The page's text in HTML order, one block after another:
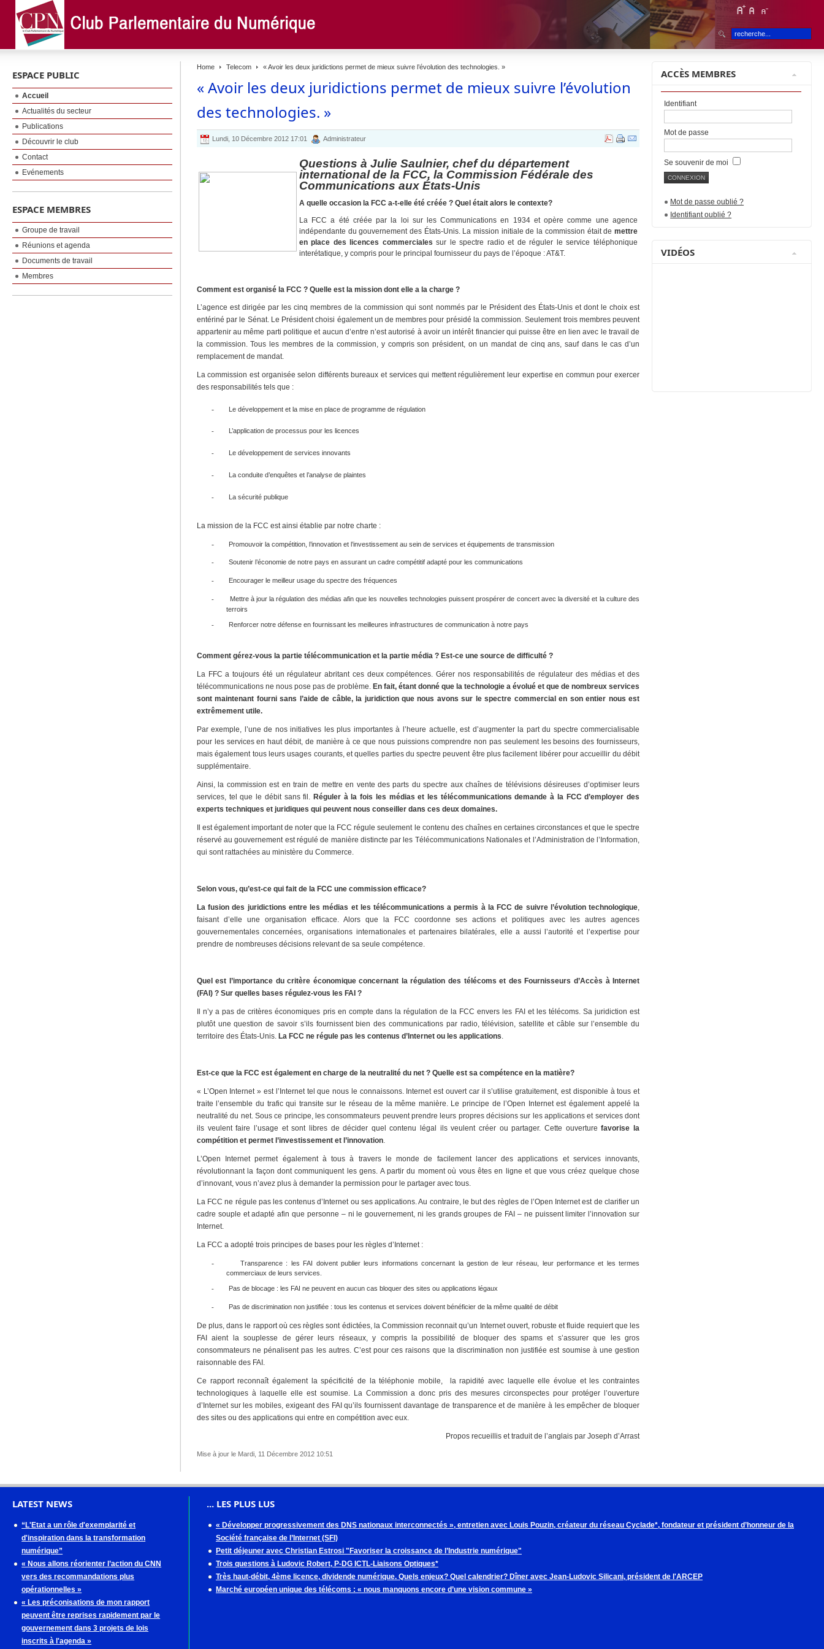
Home Telecom « Avoir les deux juridictions permet de mieux suivre l’évolution des technologies. »
« Avoir les deux juridictions permet de mieux suivre l’évolution
des technologies. »
Lundi, 10 Décembre 2012 17:01 Administrateur
Questions à Julie Saulnier, chef du département
international de la FCC, la Commission Fédérale des
Communications aux États-Unis
A quelle occasion la FCC a-t-elle été créée ? Quel était alors le contexte?
La FCC a été créée par la loi sur les Communications en 1934 et opère comme une agence
indépendante du gouvernement des États-Unis. La mission initiale de la commission était de mettre
en place des licences commerciales sur le spectre radio et de réguler le service téléphonique
interétatique, y compris pour le principal fournisseur du pays de l’époque : AT&T.
Comment est organisé la FCC ? Quelle est la mission dont elle a la charge ?
L’agence est dirigée par les cinq membres de la commission qui sont nommés par le Président des États-Unis et dont le choix est
entériné par le Sénat. Le Président choisi également un de membres pour présidé la commission. Seulement trois membres peuvent
appartenir au même parti politique et aucun d’entre n’est autorisé à avoir un intérêt financier qui puisse être en lien avec le travail de
la commission. Tous les membres de la commission, y compris son président, on un mandat de cinq ans, sauf dans le cas d’un
remplacement de mandat.
La commission est organisée selon différents bureaux et services qui mettent régulièrement leur expertise en commun pour exercer
des responsabilités tels que :
- Le développement et la mise en place de programme de régulation
- L’application de processus pour les licences
- Le développement de services innovants
- La conduite d’enquêtes et l’analyse de plaintes
- La sécurité publique
La mission de la FCC est ainsi établie par notre charte :
- Promouvoir la compétition, l’innovation et l’investissement au sein de services et équipements de transmission
- Soutenir l’économie de notre pays en assurant un cadre compétitif adapté pour les communications
- Encourager le meilleur usage du spectre des fréquences
-
Mettre à jour la régulation des médias afin que les nouvelles technologies puissent prospérer de concert avec la diversité et la culture des
terroirs
- Renforcer notre défense en fournissant les meilleures infrastructures de communication à notre pays
Comment gérez-vous la partie télécommunication et la partie média ? Est-ce une source de difficulté ?
La FFC a toujours été un régulateur abritant ces deux compétences. Gérer nos responsabilités de régulateur des médias et des
télécommunications ne nous pose pas de problème. En fait, étant donné que la technologie a évolué et que de nombreux services
sont maintenant fourni sans l’aide de câble, la juridiction que nous avons sur le spectre commercial en son entier nous est
extrêmement utile.
Par exemple, l’une de nos initiatives les plus importantes à l’heure actuelle, est d’augmenter la part du spectre commercialisable
pour les services en haut débit, de manière à ce que nous puissions comprendre non pas seulement les besoins des fournisseurs,
mais également tous leurs usages courants, et quelles parties du spectre peuvent être plus facilement libérer pour accueillir du débit
supplémentaire.
Ainsi, la commission est en train de mettre en vente des parts du spectre aux chaînes de télévisions désireuses d’optimiser leurs
services, tel que le débit sans fil. Réguler à la fois les médias et les télécommunications demande à la FCC d’employer des
experts techniques et juridiques qui peuvent nous conseiller dans ces deux domaines.
Il est également important de noter que la FCC régule seulement le contenu des chaînes en certaines circonstances et que le spectre
réservé au gouvernement est régulé de manière distincte par les Télécommunications Nationales et l’Administration de l’Information,
qui sont rattachées au ministère du Commerce.
Selon vous, qu’est-ce qui fait de la FCC une commission efficace?
La fusion des juridictions entre les médias et les télécommunications a permis à la FCC de suivre l’évolution technologique,
faisant d’elle une organisation efficace. Alors que la FCC coordonne ses actions et politiques avec les autres agences
gouvernementales concernées, organisations internationales et partenaires bilatérales, elle a aussi l’autorité et l’expertise pour
prendre de nombreuses décisions relevant de sa seule compétence.
Quel est l’importance du critère économique concernant la régulation des télécoms et des Fournisseurs d’Accès à Internet
(FAI) ? Sur quelles bases régulez-vous les FAI ?
Il n’y a pas de critères économiques pris en compte dans la régulation de la FCC envers les FAI et les télécoms. Sa juridiction est
plutôt une question de savoir s’ils fournissent bien des communications par radio, télévision, satellite et câble sur l’ensemble du
territoire des États-Unis. La FCC ne régule pas les contenus d’Internet ou les applications.
Est-ce que la FCC est également en charge de la neutralité du net ? Quelle est sa compétence en la matière?
« L’Open Internet » est l’Internet tel que nous le connaissons. Internet est ouvert car il s’utilise gratuitement, est disponible à tous et
traite l’ensemble du trafic qui transite sur le réseau de la même manière. Le principe de l’Open Internet est également appelé la
neutralité du net. Sous ce principe, les consommateurs peuvent prendre leurs propres décisions sur les applications et services dont
ils veulent faire l’usage et sont libres de décider quel contenu légal ils veulent créer ou partager. Cette ouverturefavorise la
compétition et permet l’investissement et l’innovation.
L’Open Internet permet également à tous à travers le monde de facilement lancer des applications et services innovants,
révolutionnant la façon dont communiquent les gens. A partir du moment où vous êtes en ligne et que vous créez quelque chose
d’innovant, vous n’avez plus à demander la permission pour le partager avec tous.
La FCC ne régule pas les contenus d’Internet ou ses applications. Au contraire, le but des règles de l’Open Internet est de clarifier un
cadre souple et adapté afin que personne – ni le gouvernement, ni les grands groupes de FAI – ne puissent limiter l’innovation sur
Internet.
La FCC a adopté trois principes de bases pour les règles d’Internet :
-
Transparence : les FAI doivent publier leurs informations concernant la gestion de leur réseau, leur performance et les termes
commerciaux de leurs services.
- Pas de blocage : les FAI ne peuvent en aucun cas bloquer des sites ou applications légaux
- Pas de discrimination non justifiée : tous les contenus et services doivent bénéficier de la même qualité de débit
De plus, dans le rapport où ces règles sont édictées, la Commission reconnait qu’un Internet ouvert, robuste et fluide requiert que les
FAI aient la souplesse de gérer leurs réseaux, y compris la possibilité de bloquer des spams et s’assurer que les gros
consommateurs ne pénalisent pas les autres. C’est pour ces raisons que la discrimination non justifiée est soumise à une gestion
raisonnable des FAI.
Ce rapport reconnaît également la spécificité de la téléphonie mobile, la rapidité avec laquelle elle évolue et les contraintes
technologiques à laquelle elle est soumise. La Commission a donc pris des mesures circonspectes pour protéger l’ouverture
d’Internet sur les mobiles, exigeant des FAI qu’ils fournissent davantage de transparence et de manière à les empêcher de bloquer
des sites ou des applications qui entre en compétition avec eux.
Propos recueillis et traduit de l’anglais par Joseph d’Arrast
Mise à jour le Mardi, 11 Décembre 2012 10:51
ESPACE PUBLIC
Accueil
Actualités du secteur
Publications
Découvrir le club
Contact
Evénements
ESPACE MEMBRES
Groupe de travail
Réunions et agenda
Documents de travail
Membres
ACCÈS MEMBRES
Identifiant
Mot de passe
Se souvenir de moi
Mot de passe oublié ?
Identifiant oublié ?
VIDÉOS
LATEST NEWS
“L'Etat a un rôle d'exemplarité et
d'inspiration dans la transformation
numérique”
« Nous allons réorienter l’action du CNN
vers des recommandations plus
opérationnelles »
« Les préconisations de mon rapport
peuvent être reprises rapidement par le
gouvernement dans 3 projets de lois
inscrits à l'agenda »
... LES PLUS LUS
« Développer progressivement des DNS nationaux interconnectés », entretien avec Louis Pouzin, créateur du réseau Cyclade*, fondateur et président d’honneur de la
Société française de l’Internet (SFI)
Petit déjeuner avec Christian Estrosi "Favoriser la croissance de l’Industrie numérique"
Trois questions à Ludovic Robert, P-DG ICTL-Liaisons Optiques*
Très haut-débit, 4ème licence, dividende numérique. Quels enjeux? Quel calendrier? Dîner avec Jean-Ludovic Silicani, président de l'ARCEP
Marché européen unique des télécoms : « nous manquons encore d’une vision commune »